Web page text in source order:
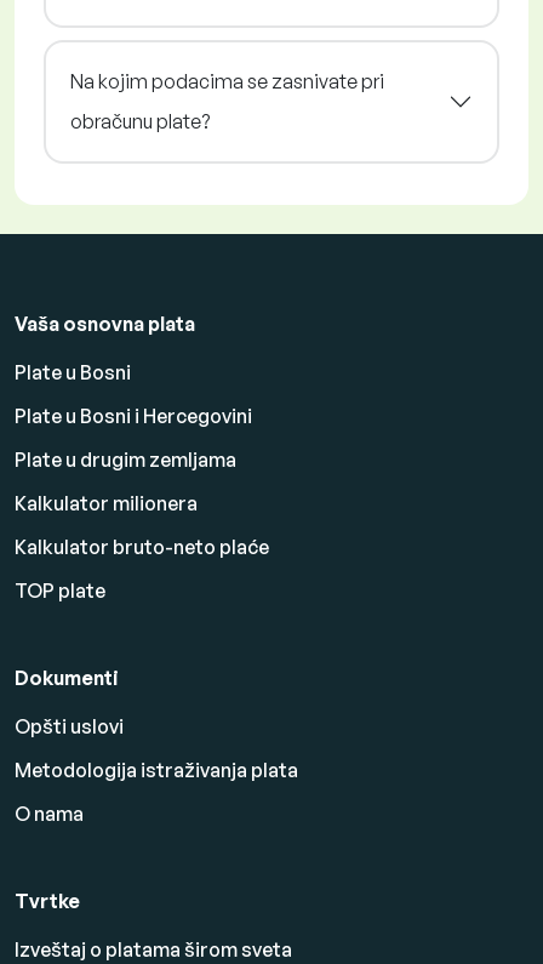
Na kojim podacima se zasnivate pri
obračunu plate?
Vaša osnovna plata
Plate u Bosni
Plate u Bosni i Hercegovini
Plate u drugim zemljama
Kalkulator milionera
Kalkulator bruto-neto plaće
TOP plate
Dokumenti
Opšti uslovi
Metodologija istraživanja plata
O nama
Tvrtke
Izveštaj o platama širom sveta